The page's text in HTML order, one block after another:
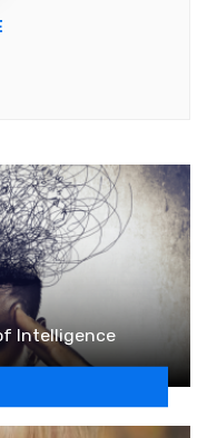
Intelligence